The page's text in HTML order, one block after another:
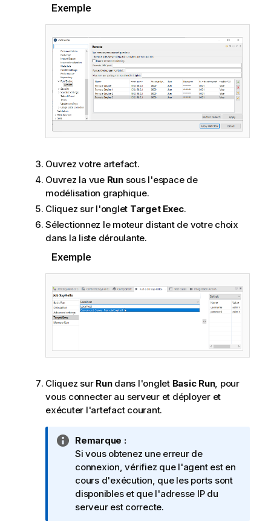
Exemple
Ouvrez votre artefact.
Ouvrez la vue Runsous l'espace de
modélisation graphique.
Cliquez sur l'onglet Target Exec.
Sélectionnez le moteur distant de votre choix
dans la liste déroulante.
Exemple
Cliquez sur Rundans l'onglet Basic Run, pour
vous connecter au serveur et déployer et
exécuter l'artefact courant.
N
o
t
e
I
n
Remarque :
Si vous obtenez une erreur de
connexion, vérifiez que l'agent est en
cours d'exécution, que les ports sont
disponibles et que l'adresse IP du
serveur est correcte.